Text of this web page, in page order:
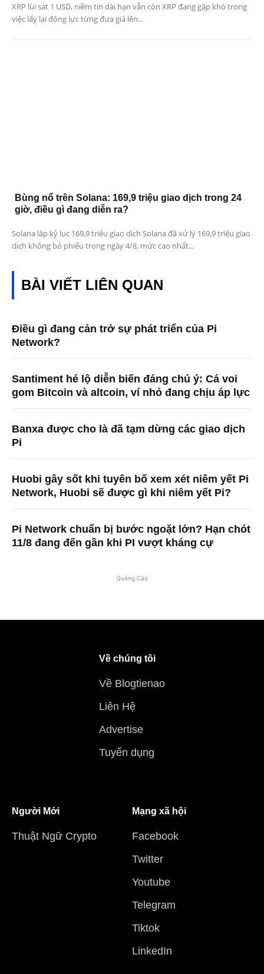
XRP lùi sát 1 USD, niềm tin dài hạn vẫn còn XRP đang gặp khó trong
việc lấy lại động lực từng đưa giá lên...
Bùng nổ trên Solana: 169,9 triệu giao dịch trong 24
giờ, điều gì đang diễn ra?
Solana lập kỷ lục 169,9 triệu giao dịch Solana đã xử lý 169,9 triệu giao
dịch không bỏ phiếu trong ngày 4/8, mức cao nhất...
BÀI VIẾT LIÊN QUAN
Điều gì đang cản trở sự phát triển của Pi
Network?
Santiment hé lộ diễn biến đáng chú ý: Cá voi
gom Bitcoin và altcoin, ví nhỏ đang chịu áp lực
Banxa được cho là đã tạm dừng các giao dịch
Pi
Huobi gây sốt khi tuyên bố xem xét niêm yết Pi
Network, Huobi sẽ được gì khi niêm yết Pi?
Pi Network chuẩn bị bước ngoặt lớn? Hạn chót
11/8 đang đến gần khi PI vượt kháng cự
Quảng Cáo
Về chúng tôi
Về Blogtienao
Liên Hệ
Advertise
Tuyển dụng
Người Mới
Thuật Ngữ Crypto
Mạng xã hội
Facebook
Twitter
Youtube
Telegram
Tiktok
LinkedIn